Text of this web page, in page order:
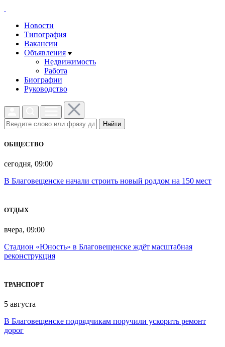
Новости
Типография
Вакансии
Объявления
Недвижимость
Работа
Биографии
Руководство
Найти
ОБЩЕСТВО
сегодня, 09:00
В Благовещенске начали строить новый роддом на 150 мест
ОТДЫХ
вчера, 09:00
Стадион «Юность» в Благовещенске ждёт масштабная
реконструкция
ТРАНСПОРТ
5 августа
В Благовещенске подрядчикам поручили ускорить ремонт
дорог